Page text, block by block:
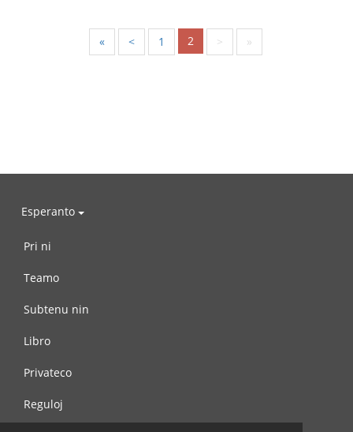
« < 1 2 > »
Esperanto
Pri ni
Teamo
Subtenu nin
Libro
Privateco
Reguloj